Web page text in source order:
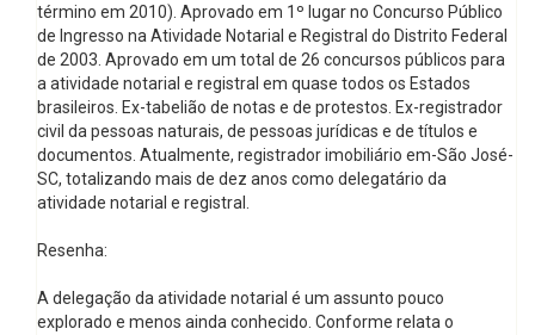
término em 2010). Aprovado em 1º lugar no Concurso Público
de Ingresso na Atividade Notarial e Registral do Distrito Federal
de 2003. Aprovado em um total de 26 concursos públicos para
a atividade notarial e registraI em quase todos os Estados
brasileiros. Ex-tabelião de notas e de protestos. Ex-registrador
civil da pessoas naturais, de pessoas jurídicas e de títulos e
documentos. Atualmente, registrador imobiliário em-São José-
SC, totalizando mais de dez anos como delegatário da
atividade notarial e registral.
Resenha:
A delegação da atividade notarial é um assunto pouco
explorado e menos ainda conhecido. Conforme relata o